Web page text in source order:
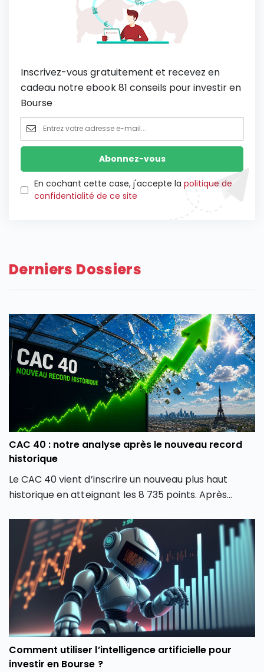
Inscrivez-vous gratuitement et recevez en
cadeau notre ebook 81 conseils pour investir en
Bourse
En cochant cette case, j'accepte la politique de
confidentialité de ce site
Derniers Dossiers
CAC 40 : notre analyse après le nouveau record
historique
Le CAC 40 vient d’inscrire un nouveau plus haut
historique en atteignant les 8 735 points. Après
parisien semble avoir retrouvé une dynamique
haussière en dépassant son précédent record de
février 2026. Comment expliquer cette envolée du
CAC 40 ? Quels secteurs tirent actuellement l’indice
parisien ? Et surtout, cette hausse du CAC 40 peut-
elle encore se poursuivre ou faut-il s’attendre à une
phase de consolidation ?
Comment utiliser l’intelligence artificielle pour
investir en Bourse ?